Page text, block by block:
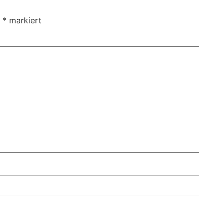
* markiert